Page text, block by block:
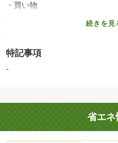
・買い物
スーパー（680m）、コンビニ
建築確認：有/NO.ＫＢＩ－ＹＫ
販売戸数：6戸／東
続きを見
特記事項
-
省エネ